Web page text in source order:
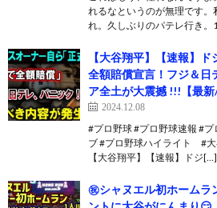
れるなというのが無理です
れ。久しぶりのパテレ行き
【大谷翔平】【速報】
全額賠償宣言！フジ＆日
ア全土が大震撼 !!!【最
2024.12.08
#プロ野球 #プロ野球速報 #
ブ #プロ野球ハイライト #
【大谷翔平】【速報】ドジ[…]
㊗️シャヌエル初ホームラ